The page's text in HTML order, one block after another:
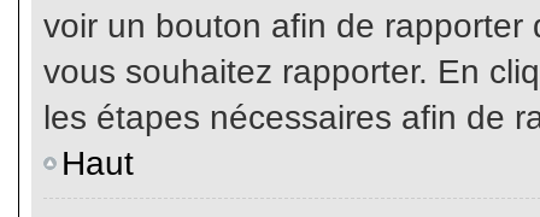
voir un bouton afin de
vous souhaitez rapporter. En
les étapes nécessaires afin de
Haut